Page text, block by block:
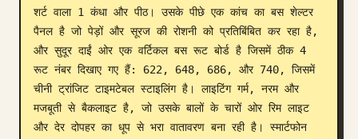
शर्ट वाला 1 कंधा और पीठ। उसके पीछे एक कांच का बस शेल्टर
पैनल है जो पेड़ों और सूरज की रोशनी को प्रतिबिंबित कर रहा है,
और सुदूर दाईं ओर एक वर्टिकल बस रूट बोर्ड है जिसमें ठीक 4
रूट नंबर दिखाए गए हैं: 622, 648, 686, और 740, जिसमें
चीनी ट्रांजिट टाइमटेबल स्टाइलिंग है। लाइटिंग गर्म, नरम और
मजबूती से बैकलाइट है, जो उसके बालों के चारों ओर रिम लाइट
और देर दोपहर का धूप से भरा वातावरण बना रही है। स्मार्टफोन